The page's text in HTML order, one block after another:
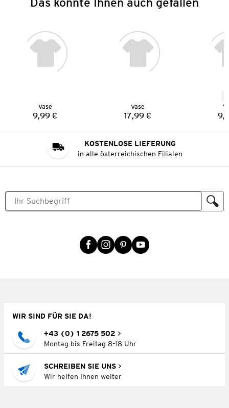
Vase
Preis:
9,99 €
Vase
Preis:
17,99 €
KOSTENLOSE LIEFERUNG
in alle österreichischen Filialen
WIR SIND FÜR SIE DA!
+43 (0) 1 2675 502
Montag bis Freitag 8–18 Uhr
SCHREIBEN SIE UNS
Wir helfen Ihnen weiter